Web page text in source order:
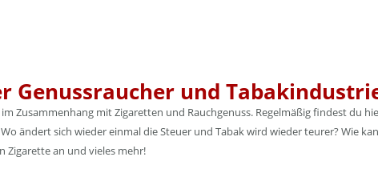
Genussraucher und
Zusammenhang mit Zigaretten und Rauchgenuss. Regelmäßig findest du
ändert sich wieder einmal die Steuer und Tabak wird wieder teurer? Wie
Zigarette an und vieles mehr!